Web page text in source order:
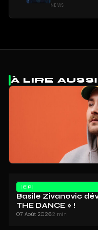
NEWS
À LIRE AUSSI
EP
Basile Zivanovic
THE DANCE » !
07 Août 20262 min